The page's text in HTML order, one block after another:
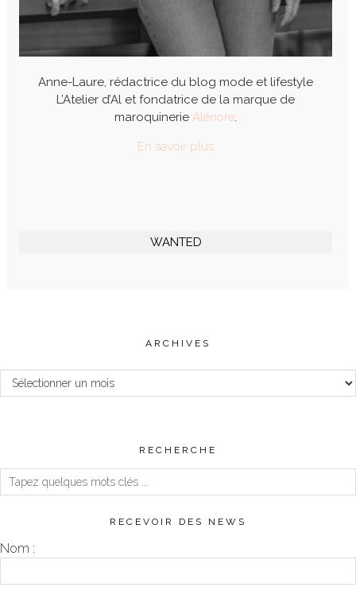
Anne-Laure, rédactrice du blog mode et lifestyle
L’Atelier d’Al et fondatrice de la marque de
maroquinerie Alénore.
En savoir plus
WANTED
ARCHIVES
Archives
RECHERCHE
RECEVOIR DES NEWS
Nom :